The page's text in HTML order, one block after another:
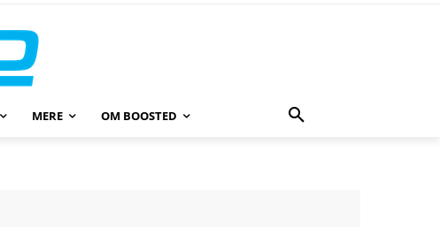
MERE OM BOOSTED